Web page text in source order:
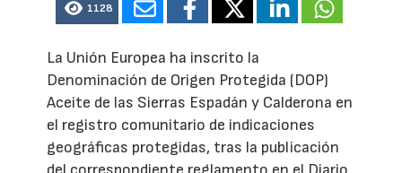
1128
La Unión Europea ha inscrito la
Denominación de Origen Protegida (DOP)
Aceite de las Sierras Espadán y Calderona en
el registro comunitario de indicaciones
geográficas protegidas, tras la publicación